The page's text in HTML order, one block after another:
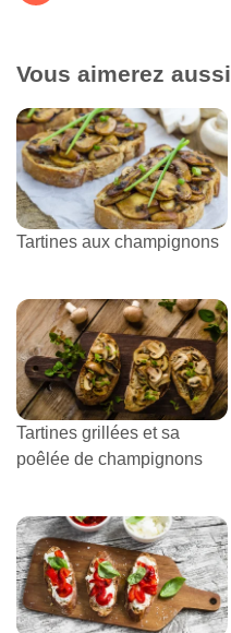
Vous aimerez aussi
Tartines aux champignons
Tartines grillées et sa
poêlée de champignons